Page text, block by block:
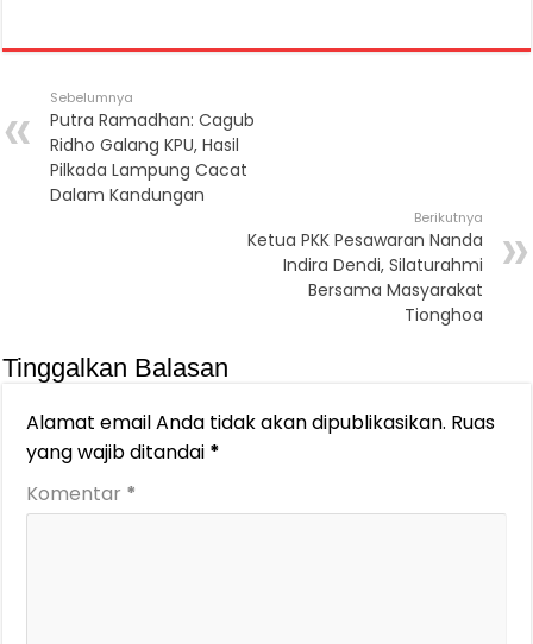
Sebelumnya
Putra Ramadhan: Cagub
Ridho Galang KPU, Hasil
Pilkada Lampung Cacat
Dalam Kandungan
Berikutnya
Ketua PKK Pesawaran Nanda
Indira Dendi, Silaturahmi
Bersama Masyarakat
Tionghoa
Tinggalkan Balasan
Alamat email Anda tidak akan dipublikasikan. Ruas
yang wajib ditandai *
Komentar *